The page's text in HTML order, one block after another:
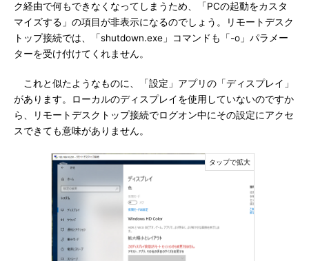
ク経由で何もできなくなってしまうため、「PCの起動をカスタ
マイズする」の項目が非表示になるのでしょう。リモートデスク
トップ接続では、「shutdown.exe」コマンドも「-o」パラメー
ターを受け付けてくれません。
これと似たようなものに、「設定」アプリの「ディスプレイ」
があります。ローカルのディスプレイを使用していないのですか
ら、リモートデスクトップ接続でログオン中にその設定にアクセ
スできても意味がありません。